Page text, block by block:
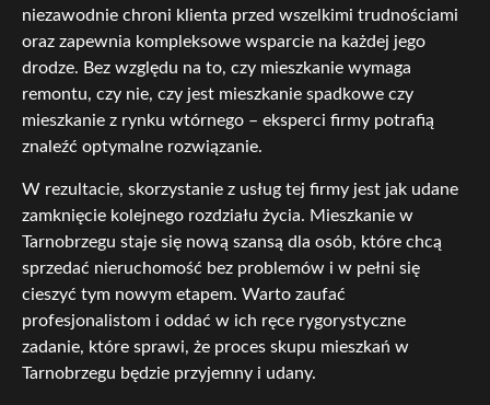
niezawodnie chroni klienta przed wszelkimi trudnościami
oraz zapewnia kompleksowe wsparcie na każdej jego
drodze. Bez względu na to, czy mieszkanie wymaga
remontu, czy nie, czy jest mieszkanie spadkowe czy
mieszkanie z rynku wtórnego – eksperci firmy potrafią
znaleźć optymalne rozwiązanie.
W rezultacie, skorzystanie z usług tej firmy jest jak udane
zamknięcie kolejnego rozdziału życia. Mieszkanie w
Tarnobrzegu staje się nową szansą dla osób, które chcą
sprzedać nieruchomość bez problemów i w pełni się
cieszyć tym nowym etapem. Warto zaufać
profesjonalistom i oddać w ich ręce rygorystyczne
zadanie, które sprawi, że proces skupu mieszkań w
Tarnobrzegu będzie przyjemny i udany.